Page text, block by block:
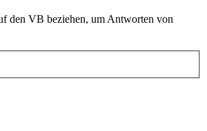
den VB beziehen, um Antworten von